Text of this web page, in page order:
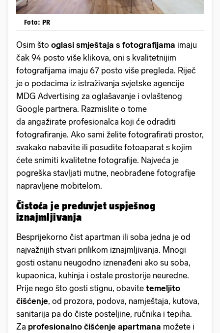
Foto: PR
Osim što oglasi smještaja s fotografijama imaju
čak 94 posto više klikova, oni s kvalitetnijim
fotografijama imaju 67 posto više pregleda. Riječ
je o podacima iz istraživanja svjetske agencije
MDG Advertising za oglašavanje i ovlaštenog
Google partnera. Razmislite o tome
da angažirate profesionalca koji će odraditi
fotografiranje. Ako sami želite fotografirati prostor,
svakako nabavite ili posudite fotoaparat s kojim
ćete snimiti kvalitetne fotografije. Najveća je
pogreška stavljati mutne, neobrađene fotografije
napravljene mobitelom.
Čistoća je preduvjet uspješnog
iznajmljivanja
Besprijekorno čist apartman ili soba jedna je od
najvažnijih stvari prilikom iznajmljivanja. Mnogi
gosti ostanu neugodno iznenađeni ako su soba,
kupaonica, kuhinja i ostale prostorije neuredne.
Prije nego što gosti stignu, obavite temeljito
čišćenje, od prozora, podova, namještaja, kutova,
sanitarija pa do čiste posteljine, ručnika i tepiha.
Za profesionalno čišćenje apartmana možete i